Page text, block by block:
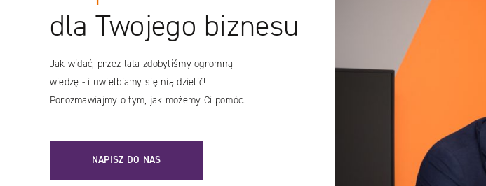
dla Twojego biznesu
Jak widać, przez lata zdobyliśmy ogromną
wiedzę - i uwielbiamy się nią dzielić!
Porozmawiajmy o tym, jak możemy Ci pomóc.
NAPISZ DO NAS